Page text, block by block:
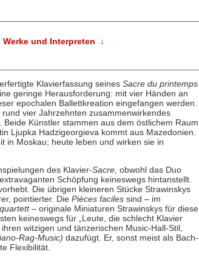
Werke und Interpreten ↓
Klavierfassung seines Sacre du printemps
geringe Herausforderung: mit vier Händen an
epochalen Ballettkreation eingefangen werden.
vier Jahrzehnten zusammenwirkendes
Künstler stammen aus dem östlichem Raum,
Ljupka Hadzigeorgieva kommt aus Mazedonien.
in Moskau; heute leben und wirken sie in
des Klavier-Sacre, obwohl das Duo
Schöpfung keineswegs hintanstellt.
Die übrigen kleineren Stücke Strawinskys
pointierter. Die Pièces facilessind – im
– originale Miniaturen Strawinskys für diese
keineswegs für „Leute, die schlecht Klavier
witzigen und tänzerischen Music-Hall-Stil,
Rag-Music) dazufügt. Er, sonst meist als Bach-
Flexibilität.